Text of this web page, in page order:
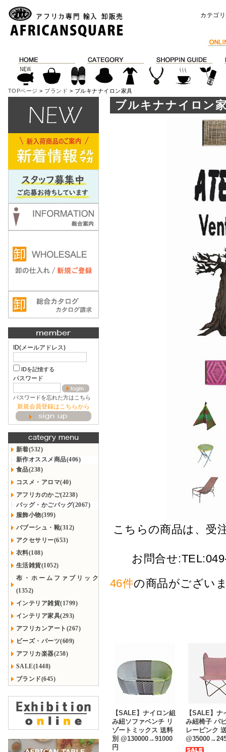
カテゴ
TOPページ > ブランド > ブルキナナイロン家具
ID(メールアドレス)
IDを記憶する
パスワード
パスワードを忘れた方はこちら
新規会員登録はこちらから
新着(532)
新作オススメ商品(406)
食品(238)
コスメ・アロマ(40)
アフリカのかご(2238)
バッグ・かごバッグ(2067)
服飾小物(399)
バブーシュ・靴(312)
アクセサリー(653)
衣料(108)
生活雑貨(1052)
布・ホームファブリック
(1352)
インテリア雑貨(1799)
インテリア家具(293)
アフリカンアート(267)
ビーズ・パーツ(609)
アフリカ楽器(258)
SALE(1448)
ブランド(645)
ブルキナナイロン
こちらの商品は、受
お問合せ
46件の商品がござい
【SALE】ナイロン組
み紐ソファベンチ リ
ゾートミックス 送料
別 @130000→91000
円
【SALE】ナ
み紐椅子 パ
レーピンク